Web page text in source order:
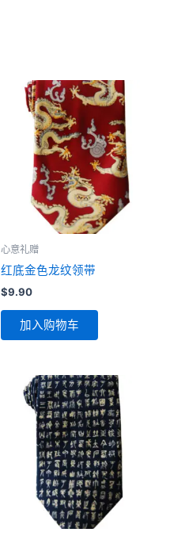
心意礼赠
红底金色龙纹领带
$9.90
加入购物车